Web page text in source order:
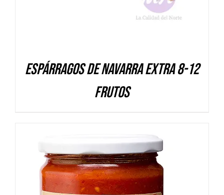
Espárragos de Navarra Extra 8-12
frutos